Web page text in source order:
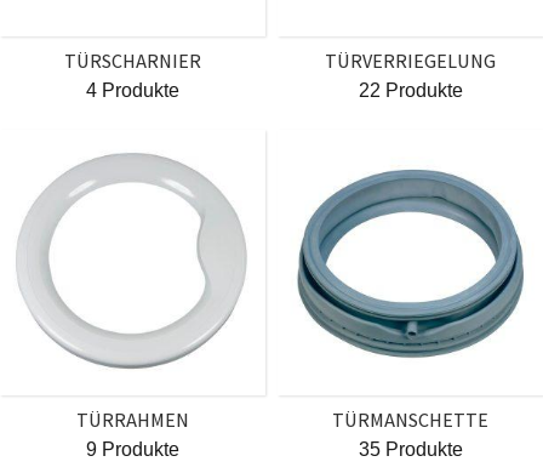
TÜRSCHARNIER
4 Produkte
TÜRVERRIEGELUNG
22 Produkte
TÜRRAHMEN
9 Produkte
TÜRMANSCHETTE
35 Produkte